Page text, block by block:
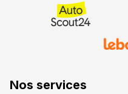
Nos services